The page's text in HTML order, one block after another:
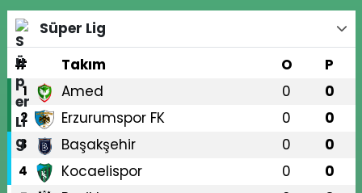
Süper Lig
#
Takım O P
1 Amed 0 0
2 Erzurumspor FK 0 0
3 Başakşehir 0 0
4 Kocaelispor 0 0